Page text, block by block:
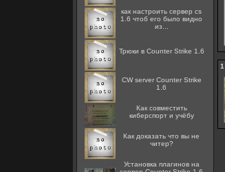
как настроить сервер cs
1.6 чтоб его было видно
из...
Трюки в Counter Strike 1.6
CW server Counter Strike
1.6
Как совместить
киберспорт и учёбу
Как доказать что вы не
читер?
Установка плагинов на
1